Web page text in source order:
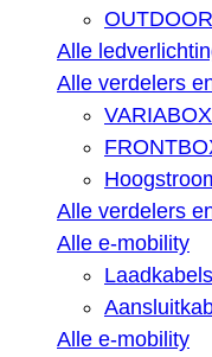
Alle
Alle verdelers
Alle verdelers
Alle e-mobility
Laadkabels
Alle e-mobility